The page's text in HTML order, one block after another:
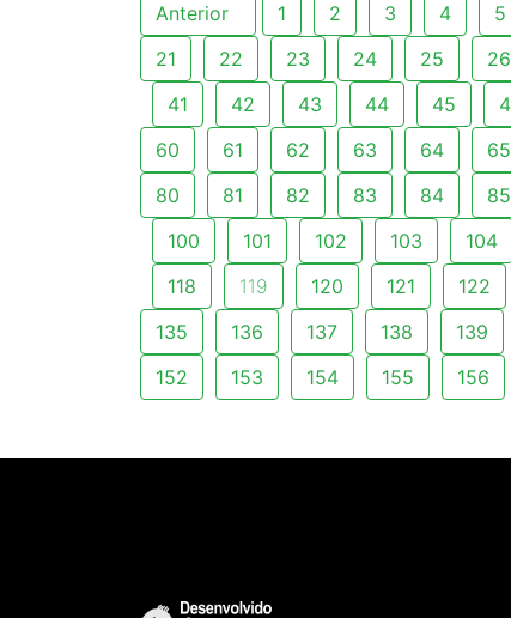
Anterior 1 2 3 4 5
21
22 23 24 25 26
41
42 43 44 45
60
61 62 63 64 65
80
81 82 83 84 85
100
101 102 103 104
118
119 120 121 122
135
136 137 138 139
152
153 154 155 156